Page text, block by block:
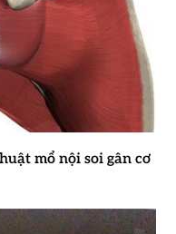
mổ nội soi gân cơ